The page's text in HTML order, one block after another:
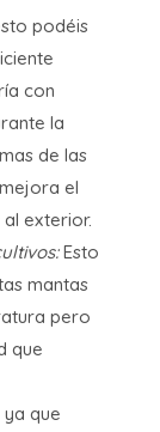
podéis
con
la
de las
el
exterior.
Esto
mantas
pero
que
que